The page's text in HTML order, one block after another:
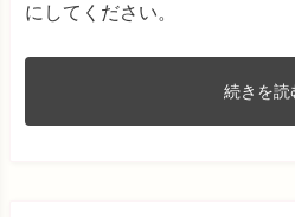
にしてください。
続きを読